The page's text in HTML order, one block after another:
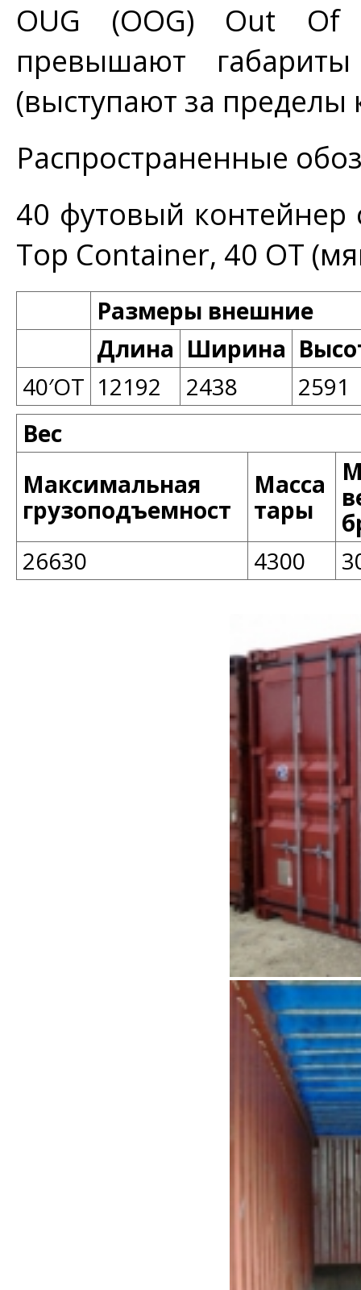
OUG (OOG) Out Of
превышают габариты
(выступают за пределы
Распространенные
40 футовый
Top Container, 40 OT
Размеры внешние
Длина Ширина
40′OT 12192 2438
2591
Вес
Максимальная
грузоподъемност
Масса
тары
26630
4300